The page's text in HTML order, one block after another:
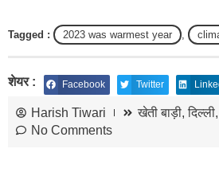
Tagged : 2023 was warmest year
शेयर : Facebook Twitter
Harish Tiwari खेती बाड़ी,दिल्ली
No Comments